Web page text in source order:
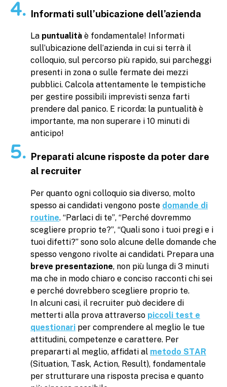
Informati sull’ubicazione dell’azienda
La puntualità è fondamentale! Informati
sull’ubicazione dell’azienda in cui si terrà il
colloquio, sul percorso più rapido, sui parcheggi
presenti in zona o sulle fermate dei mezzi
pubblici. Calcola attentamente le tempistiche
per gestire possibili imprevisti senza farti
prendere dal panico. E ricorda: la puntualità è
importante, ma non superare i 10 minuti di
anticipo!
Preparati alcune risposte da poter dare
al recruiter
Per quanto ogni colloquio sia diverso, molto
spesso ai candidati vengono poste domande di
routine. “Parlaci di te”, “Perché dovremmo
scegliere proprio te?”, “Quali sono i tuoi pregi e i
tuoi difetti?” sono solo alcune delle domande che
spesso vengono rivolte ai candidati. Prepara una
breve presentazione, non più lunga di 3 minuti
ma che in modo chiaro e conciso racconti chi sei
e perché dovrebbero scegliere proprio te.
In alcuni casi, il recruiter può decidere di
metterti alla prova attraverso piccoli test e
questionari per comprendere al meglio le tue
attitudini, competenze e carattere. Per
prepararti al meglio, affidati al metodo STAR
(Situation, Task, Action, Result), fondamentale
per strutturare una risposta precisa e quanto